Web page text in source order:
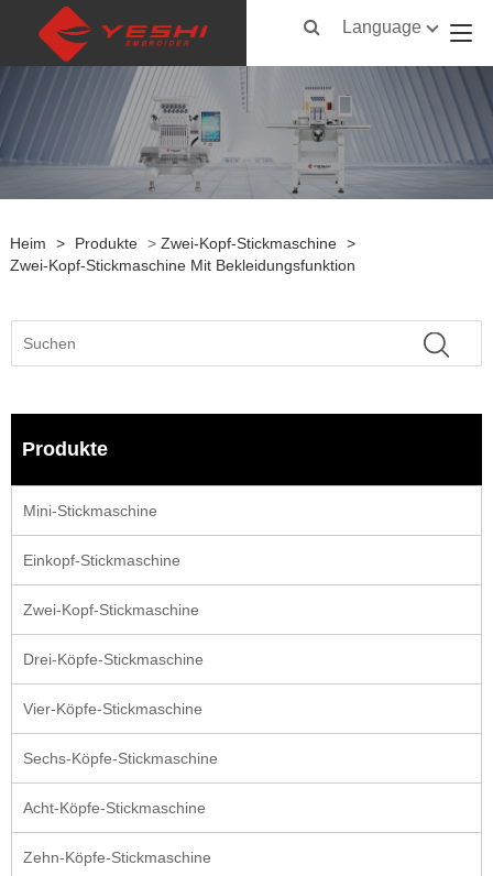
Language
Heim > Produkte > Zwei-Kopf-Stickmaschine >
Zwei-Kopf-Stickmaschine Mit Bekleidungsfunktion
Produkte
Mini-Stickmaschine
Einkopf-Stickmaschine
Zwei-Kopf-Stickmaschine
Drei-Köpfe-Stickmaschine
Vier-Köpfe-Stickmaschine
Sechs-Köpfe-Stickmaschine
Acht-Köpfe-Stickmaschine
Zehn-Köpfe-Stickmaschine